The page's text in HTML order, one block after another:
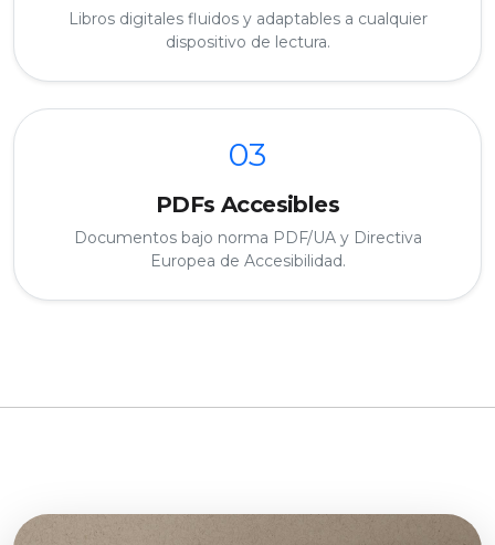
Libros digitales fluidos y adaptables a cualquier
dispositivo de lectura.
03
PDFs Accesibles
Documentos bajo norma PDF/UA y Directiva
Europea de Accesibilidad.